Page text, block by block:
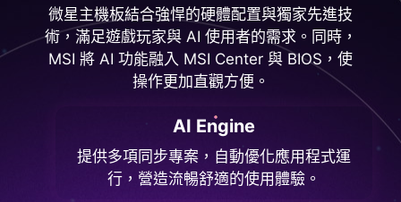
微星主機板結合強悍的硬體配置與獨家先進技
術，滿足遊戲玩家與 AI 使用者的需求。同時，
MSI 將 AI 功能融入 MSI Center 與 BIOS，使
操作更加直觀方便。
AI Engine
提供多項同步專案，自動優化應用程式運
行，營造流暢舒適的使用體驗。